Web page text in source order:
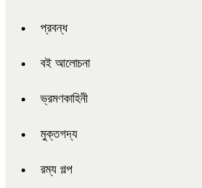
প্রবন্ধ
বই আলোচনা
ভ্রমণকাহিনী
মুক্তগদ্য
রম্য গল্প